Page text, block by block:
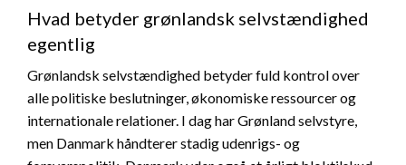
Hvad betyder grønlandsk selvstændighed
egentlig
Grønlandsk selvstændighed betyder fuld kontrol over
alle politiske beslutninger, økonomiske ressourcer og
internationale relationer. I dag har Grønland selvstyre,
men Danmark håndterer stadig udenrigs- og